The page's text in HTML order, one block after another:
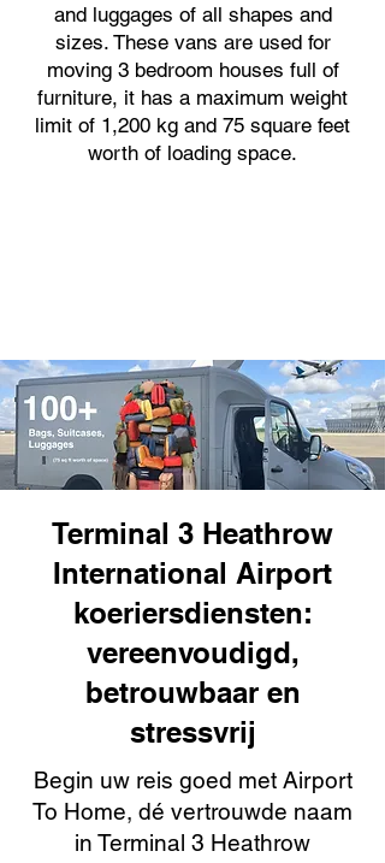
and luggages of all shapes and
sizes. These vans are used for
moving 3 bedroom houses full of
furniture, it has a maximum weight
limit of 1,200 kg and 75 square feet
worth of loading space.
Terminal 3 Heathrow
International Airport
koeriersdiensten:
vereenvoudigd,
betrouwbaar en
stressvrij
Begin uw reis goed met Airport
To Home, dé vertrouwde naam
in Terminal 3 Heathrow